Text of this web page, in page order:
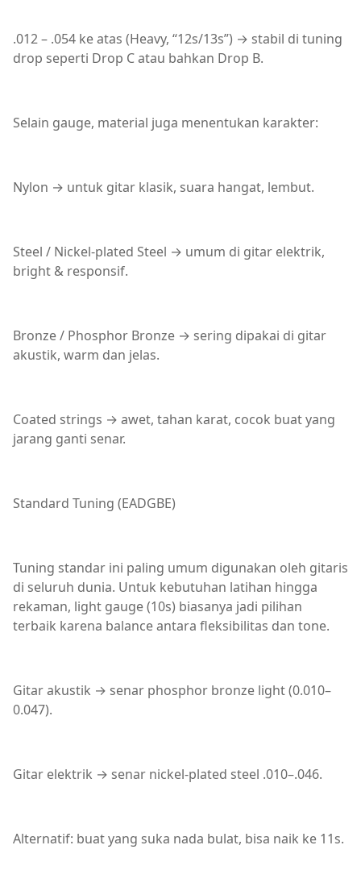
.012 – .054 ke atas (Heavy, “12s/13s”) → stabil di tuning
drop seperti Drop C atau bahkan Drop B.
Selain gauge, material juga menentukan karakter:
Nylon → untuk gitar klasik, suara hangat, lembut.
Steel / Nickel-plated Steel → umum di gitar elektrik,
bright & responsif.
Bronze / Phosphor Bronze → sering dipakai di gitar
akustik, warm dan jelas.
Coated strings → awet, tahan karat, cocok buat yang
jarang ganti senar.
Standard Tuning (EADGBE)
Tuning standar ini paling umum digunakan oleh gitaris
di seluruh dunia. Untuk kebutuhan latihan hingga
rekaman, light gauge (10s) biasanya jadi pilihan
terbaik karena balance antara fleksibilitas dan tone.
Gitar akustik → senar phosphor bronze light (0.010–
0.047).
Gitar elektrik → senar nickel-plated steel .010–.046.
Alternatif: buat yang suka nada bulat, bisa naik ke 11s.